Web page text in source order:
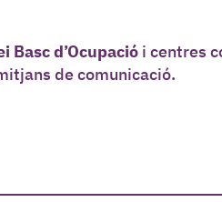
Basc d’Ocupació i centres
de comunicació.